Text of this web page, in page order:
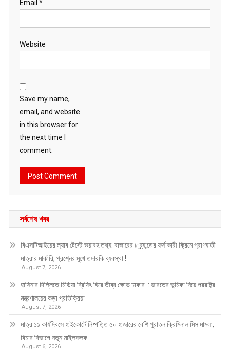
Email *
Website
Save my name,
email, and website
in this browser for
the next time I
comment.
সর্বশেষ খবর
বিএসটিআইয়ের ল্যাব টেস্টে ভয়াবহ তথ্য: বাজারের ৮ ব্র্যান্ডের ফর্সাকারী ক্রিমে প্রাণঘাতী
মাত্রার মার্কারি, প্রশ্নের মুখে তদারকি ব্যবস্থা !
August 7, 2026
হাসিনার দিল্লিতে মিডিয়া ব্রিফিং ঘিরে তীব্র ক্ষোভ ঢাকার : ভারতের ভূমিকা নিয়ে পররাষ্ট্র
মন্ত্রণালয়ের কড়া প্রতিক্রিয়া
August 7, 2026
মাত্র ১১ কার্যদিবসে হাইকোর্টে নিষ্পত্তি ৫০ হাজারের বেশি পুরাতন ক্রিমিনাল মিস মামলা,
বিচার বিভাগে নতুন মাইলফলক
August 6, 2026